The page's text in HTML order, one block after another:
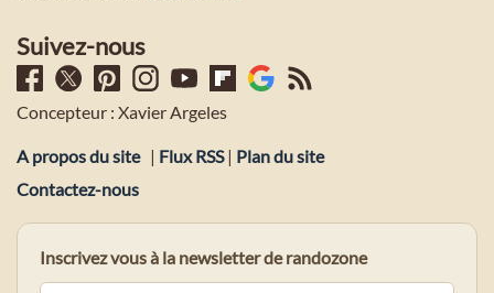
Suivez-nous
Concepteur : Xavier Argeles
A propos du site | Flux RSS| Plan du site
Contactez-nous
Inscrivez vous à la newsletter de randozone